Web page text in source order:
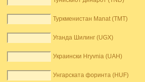
Туркменистан Manat (TMT)
Уганда Шилинг (UGX)
Украински Hryvnia (UAH)
Унгарската форинта (HUF)